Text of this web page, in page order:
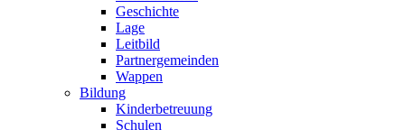
Geschichte
Lage
Leitbild
Partnergemeinden
Wappen
Bildung
Kinderbetreuung
Schulen